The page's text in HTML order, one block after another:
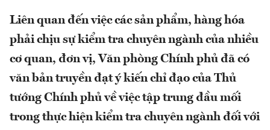
Liên quan đến việc các sản phẩm, hàng hóa
phải chịu sự kiểm tra chuyên ngành của nhiều
cơ quan, đơn vị, Văn phòng Chính phủ đã có
văn bản truyền đạt ý kiến chỉ đạo của Thủ
tướng Chính phủ về việc tập trung đầu mối
trong thực hiện kiểm tra chuyên ngành đối với